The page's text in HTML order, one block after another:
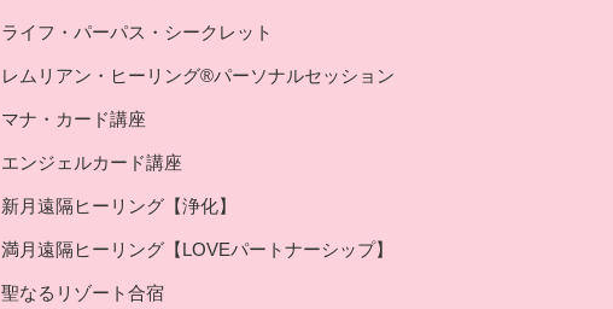
ライフ・パーパス・シークレット
レムリアン・ヒーリング®パーソナルセッション
マナ・カード講座
エンジェルカード講座
新月遠隔ヒーリング【浄化】
満月遠隔ヒーリング【LOVEパートナーシップ】
聖なるリゾート合宿